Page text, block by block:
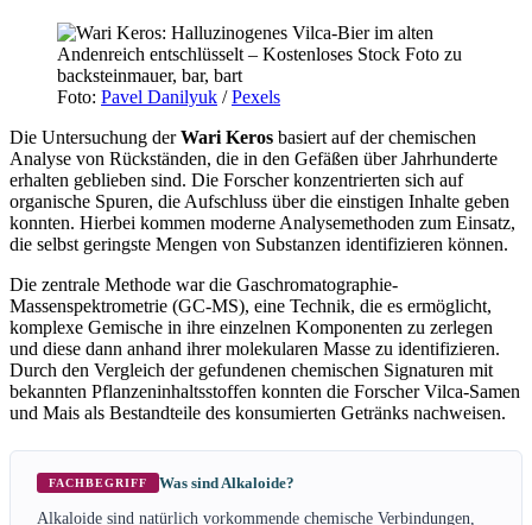
Foto: Pavel Danilyuk /Pexels
Die Untersuchung derWari Keros basiert auf der chemischen
Analyse von Rückständen, die in den Gefäßen über Jahrhunderte
erhalten geblieben sind. Die Forscher konzentrierten sich auf
organische Spuren, die Aufschluss über die einstigen Inhalte geben
konnten. Hierbei kommen moderne Analysemethoden zum Einsatz,
die selbst geringste Mengen von Substanzen identifizieren können.
Die zentrale Methode war die Gaschromatographie-
Massenspektrometrie (GC-MS), eine Technik, die es ermöglicht,
komplexe Gemische in ihre einzelnen Komponenten zu zerlegen
und diese dann anhand ihrer molekularen Masse zu identifizieren.
Durch den Vergleich der gefundenen chemischen Signaturen mit
bekannten Pflanzeninhaltsstoffen konnten die Forscher Vilca-Samen
und Mais als Bestandteile des konsumierten Getränks nachweisen.
FACHBEGRIFF Was sind Alkaloide?
Alkaloide sind natürlich vorkommende chemische Verbindungen,